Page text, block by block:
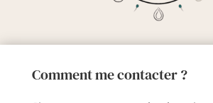
Comment me contacter ?